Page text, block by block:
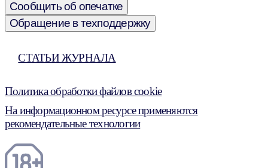
Сообщить об опечатке
Обращение в техподдержку
СТАТЬИ ЖУРНАЛА
Политика обработки файлов cookie
На информационном ресурсе применяются
рекомендательные технологии